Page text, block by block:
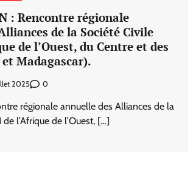
: Rencontre régionale
de la Société Civile
de l’Ouest, du Centre et des
Madagascar).
2025 0
régionale annuelle des Alliances de la
l’Afrique de l’Ouest, […]